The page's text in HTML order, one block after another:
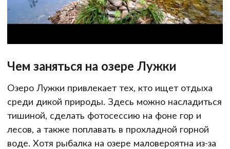
Чем заняться на озере Лужки
Озеро Лужки привлекает тех, кто ищет отдыха
среди дикой природы. Здесь можно насладиться
тишиной, сделать фотосессию на фоне гор и
лесов, а также поплавать в прохладной горной
воде. Хотя рыбалка на озере маловероятна из-за